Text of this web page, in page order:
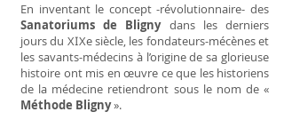
En inventant le concept -révolutionnaire- des
Sanatoriums de Blignydans les derniers
jours du XIXe siècle, les fondateurs-mécènes et
les savants-médecins à l’origine de sa glorieuse
histoire ont mis en œuvre ce que les historiens
de la médecine retiendront sous le nom de «
Méthode Bligny».